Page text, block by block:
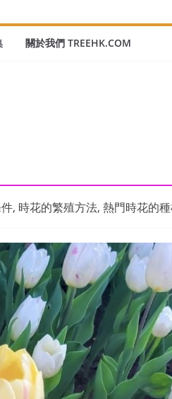
關於我們 TREEHK.COM
, 時花的繁殖方法, 熱門時花的種
朵、果實。有興趣加入我們一起